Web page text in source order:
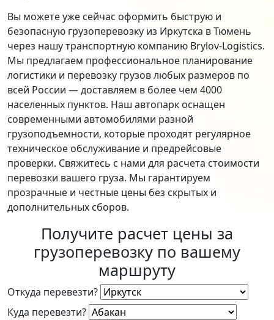
Вы можете уже сейчас оформить быструю и
безопасную грузоперевозку из Иркутска в Тюмень
через нашу транспортную компанию Brylov-Logistics.
Мы предлагаем профессиональное планирование
логистики и перевозку грузов любых размеров по
всей России — доставляем в более чем 4000
населенных пунктов. Наш автопарк оснащен
современными автомобилями разной
грузоподъемности, которые проходят регулярное
техническое обслуживание и предрейсовые
проверки. Свяжитесь с нами для расчета стоимости
перевозки вашего груза. Мы гарантируем
прозрачные и честные цены без скрытых и
дополнительных сборов.
Получите расчет цены за
грузоперевозку по вашему
маршруту
Откуда перевезти?
Куда перевезти?